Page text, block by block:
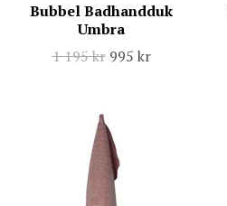
Bubbel Badhandduk
Umbra
1 195 kr 995 kr